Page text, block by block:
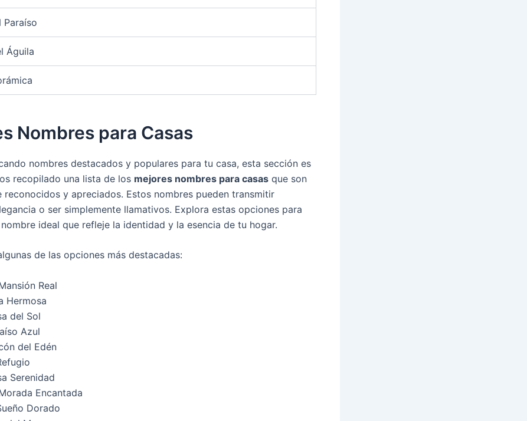
Paraíso
Águila
Nombres para Casas
nombres destacados y populares para tu casa, esta sección es
recopilado una lista de los mejores nombres para casas que son
reconocidos y apreciados. Estos nombres pueden transmitir
o ser simplemente llamativos. Explora estas opciones para
ideal que refleje la identidad y la esencia de tu hogar.
de las opciones más destacadas:
Real
Hermosa
del Sol
Azul
del Edén
Serenidad
Encantada
Dorado